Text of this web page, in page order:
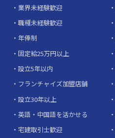
業界未経験歓迎
職種未経験歓迎
年俸制
固定給25万円以上
設立5年以内
フランチャイズ加盟店舗
設立30年以上
英語・中国語を活かせる
宅建取引士歓迎